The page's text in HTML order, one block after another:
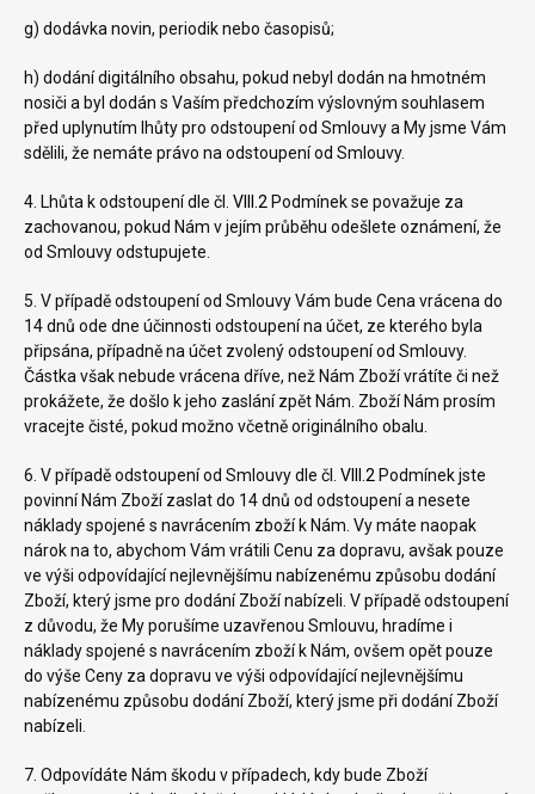
g) dodávka novin, periodik nebo časopisů;
h) dodání digitálního obsahu, pokud nebyl dodán na hmotném
nosiči a byl dodán s Vaším předchozím výslovným souhlasem
před uplynutím lhůty pro odstoupení od Smlouvy a My jsme Vám
sdělili, že nemáte právo na odstoupení od Smlouvy.
4. Lhůta k odstoupení dle čl. VIII.2 Podmínek se považuje za
zachovanou, pokud Nám v jejím průběhu odešlete oznámení, že
od Smlouvy odstupujete.
5. V případě odstoupení od Smlouvy Vám bude Cena vrácena do
14 dnů ode dne účinnosti odstoupení na účet, ze kterého byla
připsána, případně na účet zvolený odstoupení od Smlouvy.
Částka však nebude vrácena dříve, než Nám Zboží vrátíte či než
prokážete, že došlo k jeho zaslání zpět Nám. Zboží Nám prosím
vracejte čisté, pokud možno včetně originálního obalu.
6. V případě odstoupení od Smlouvy dle čl. VIII.2 Podmínek jste
povinní Nám Zboží zaslat do 14 dnů od odstoupení a nesete
náklady spojené s navrácením zboží k Nám. Vy máte naopak
nárok na to, abychom Vám vrátili Cenu za dopravu, avšak pouze
ve výši odpovídající nejlevnějšímu nabízenému způsobu dodání
Zboží, který jsme pro dodání Zboží nabízeli. V případě odstoupení
z důvodu, že My porušíme uzavřenou Smlouvu, hradíme i
náklady spojené s navrácením zboží k Nám, ovšem opět pouze
do výše Ceny za dopravu ve výši odpovídající nejlevnějšímu
nabízenému způsobu dodání Zboží, který jsme při dodání Zboží
nabízeli.
7. Odpovídáte Nám škodu v případech, kdy bude Zboží